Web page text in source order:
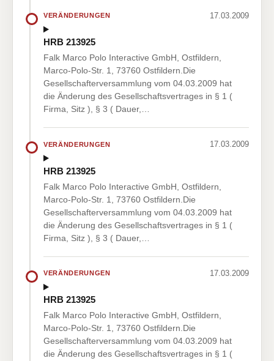
VERÄNDERUNGEN 17.03.2009
HRB 213925
Falk Marco Polo Interactive GmbH, Ostfildern,
Marco-Polo-Str. 1, 73760 Ostfildern.Die
Gesellschafterversammlung vom 04.03.2009 hat
die Änderung des Gesellschaftsvertrages in § 1 (
Firma, Sitz ), § 3 ( Dauer,…
VERÄNDERUNGEN 17.03.2009
HRB 213925
Falk Marco Polo Interactive GmbH, Ostfildern,
Marco-Polo-Str. 1, 73760 Ostfildern.Die
Gesellschafterversammlung vom 04.03.2009 hat
die Änderung des Gesellschaftsvertrages in § 1 (
Firma, Sitz ), § 3 ( Dauer,…
VERÄNDERUNGEN 17.03.2009
HRB 213925
Falk Marco Polo Interactive GmbH, Ostfildern,
Marco-Polo-Str. 1, 73760 Ostfildern.Die
Gesellschafterversammlung vom 04.03.2009 hat
die Änderung des Gesellschaftsvertrages in § 1 (